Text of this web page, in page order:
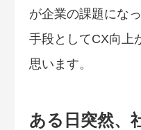
が企業の課題にな
手段としてCX向上
思います。
ある日突然、